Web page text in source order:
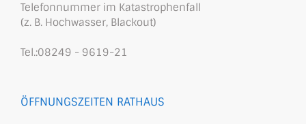
Telefonnummer im Katastrophenfall
(z. B. Hochwasser, Blackout)
Tel.:08249 - 9619-21
ÖFFNUNGSZEITEN RATHAUS